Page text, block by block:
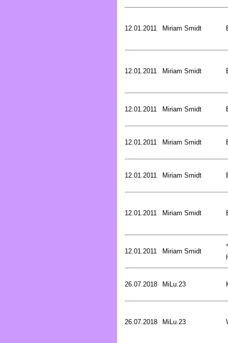
12.01.2011 Miriam Smidt
12.01.2011 Miriam Smidt
12.01.2011 Miriam Smidt
12.01.2011 Miriam Smidt
12.01.2011 Miriam Smidt
12.01.2011 Miriam Smidt
12.01.2011 Miriam Smidt
26.07.2018 MiLu.23
26.07.2018 MiLu.23